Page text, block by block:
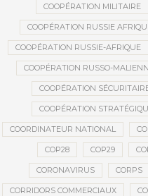
COOPÉRATION MILITAIRE
COOPÉRATION RUSSIE
COOPÉRATION RUSSIE-AFRIQUE
COOPÉRATION RUSSO-
COOPÉRATION
COOPÉRATION
COORDINATEUR NATIONAL
COP28 COP29
CORONAVIRUS CORPS
CORRIDORS COMMERCIAUX